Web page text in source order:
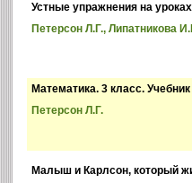
Устные упражнения на
Петерсон Л.Г., Липатникова
Математика. 3 класс.
Петерсон Л.Г.
Малыш и Карлсон, который